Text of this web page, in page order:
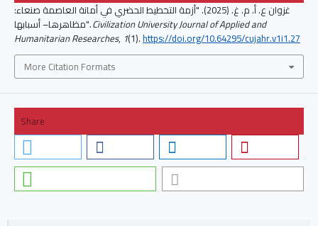
غزوان ع. أ. م. غ. (2025). "أزمة التخطيط الحضري في أمانة العاصمة صنعاء:
مظاهرها– أسبابها".Civilization University Journal of Applied and
Humanitarian Researches, 1(1).https://doi.org/10.64295/cujahr.v1i1.27
More Citation Formats
Share